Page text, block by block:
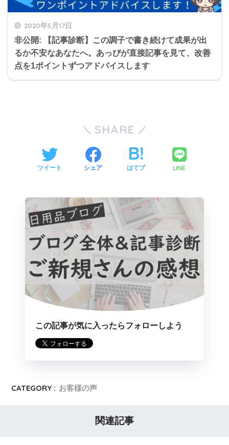
2020年5月17日
非公開: 【記事診断】この調子で書き続けて成果が出
るか不安なあなたへ。あっぴが直接記事を見て、改善
点を1ポイントずつアドバイスします
SHARE
ツイート シェア はてブ LINE
この記事が気に入ったらフォローしよう
CATEGORY : お客様の声
関連記事